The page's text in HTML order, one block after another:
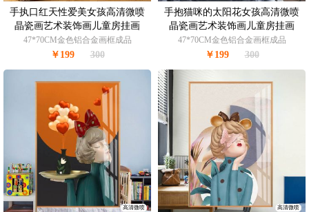
手执口红天性爱美女孩高清微喷
晶瓷画艺术装饰画儿童房挂画
47*70CM金色铝合金画框成品
￥199 300
手抱猫咪的太阳花女孩高清微喷
晶瓷画艺术装饰画儿童房挂画
47*70CM金色铝合金画框成品
￥199 300
高清微喷 高清微喷